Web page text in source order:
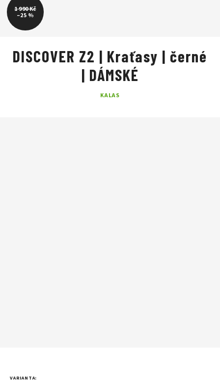
VARIANTA:
DISCOVER Z2 | Kraťasy | černé
| DÁMSKÉ
KALAS
1 990 Kč
–25 %